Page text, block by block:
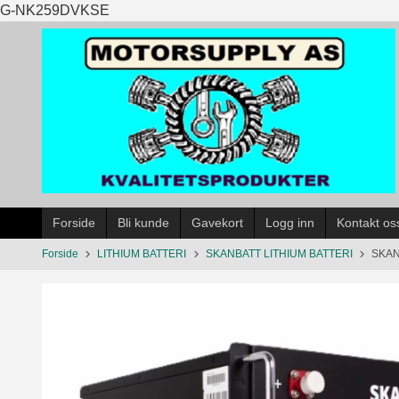
G-NK259DVKSE
til
innholdet
Forside Bli kunde Gavekort Logg inn Kontakt
Forside LITHIUM BATTERI SKANBATT LITHIUM BATTERI